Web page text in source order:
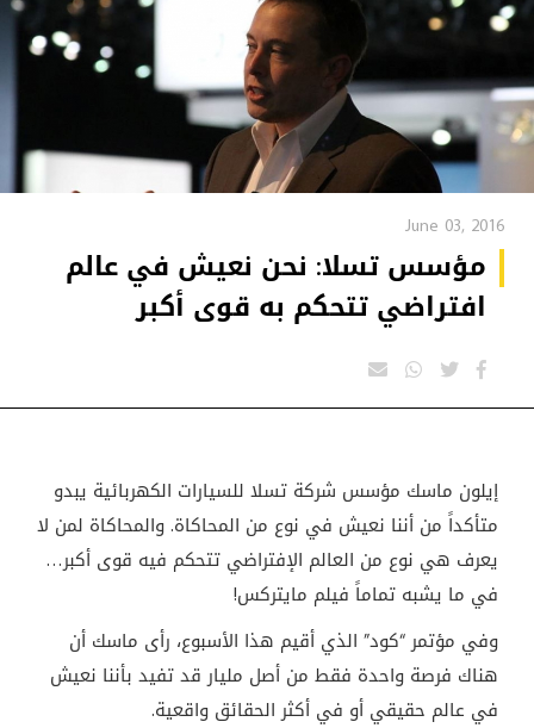
June 03, 2016
مؤسس تسلا: نحن نعيش في عالم
افتراضي تتحكم به قوى أكبر
إيلون ماسك مؤسس شركة تسلا للسيارات الكهربائية يبدو
متأكداً من أننا نعيش في نوع من المحاكاة. والمحاكاة لمن لا
يعرف هي نوع من العالم الإفتراضي تتحكم فيه قوى أكبر…
في ما يشبه تماماً فيلم مايتركس!
وفي مؤتمر “كود” الذي أقيم هذا الأسبوع، رأى ماسك أن
هناك فرصة واحدة فقط من أصل مليار قد تفيد بأننا نعيش
في عالم حقيقي أو في أكثر الحقائق واقعية.